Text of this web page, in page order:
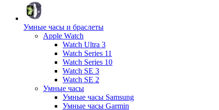
Умные часы и браслеты
Apple Watch
Watch Ultra 3
Watch Series 11
Watch Series 10
Watch SE 3
Watch SE 2
Умные часы
Умные часы Samsung
Умные часы Garmin